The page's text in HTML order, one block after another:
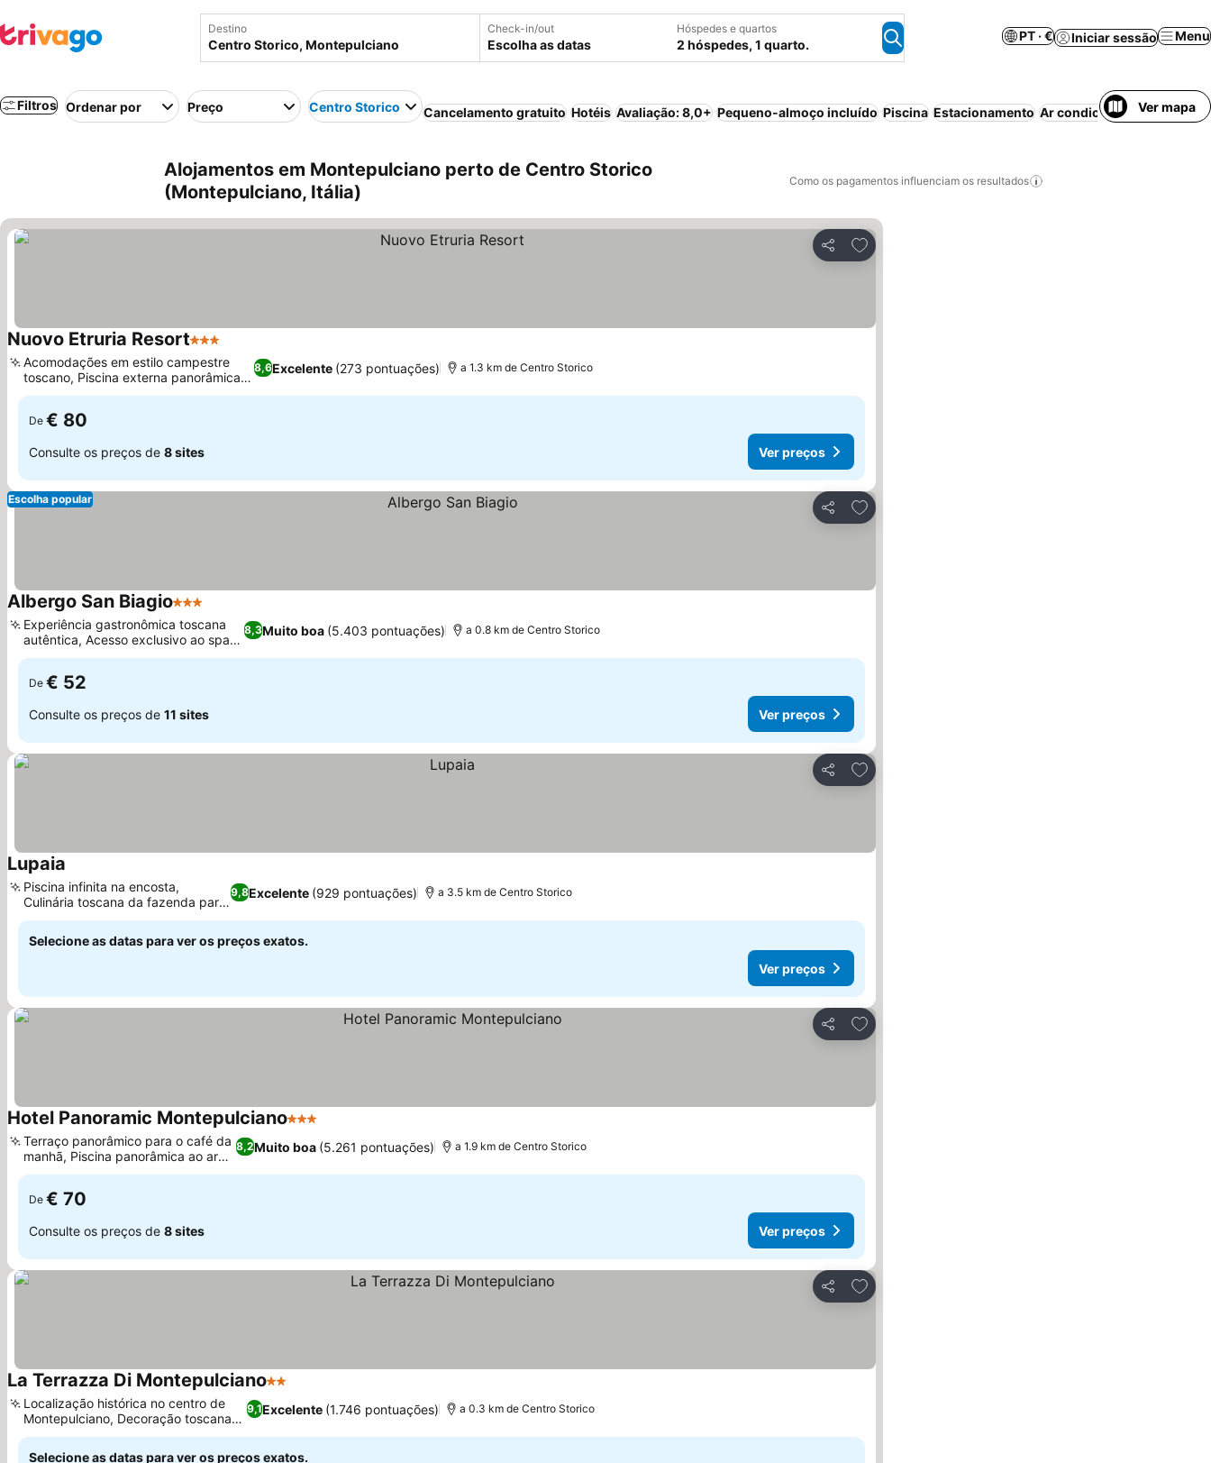
Destino Check-in/out
Escolha as datas
Hóspedes e quartos
2 hóspedes, 1 quarto.
PT · € Iniciar sessão Menu
Filtros Ordenar por Preço Centro Storico Cancelamento gratuito Hotéis Avaliação: 8,0+ Pequeno-almoço incluído Piscina Estacionamento Ar condicionado Meia-
Ver mapa
Alojamentos em Montepulciano perto de Centro Storico
(Montepulciano, Itália)
Como os pagamentos influenciam os resultados
Partilhar
Adicionar aos favoritos
Nuovo Etruria Resort3 Estrelas
8,6Excelente (273 pontuações)
Acomodações em estilo campestre
toscano, Piscina externa panorâmica
sazonal
a 1.3 km de Centro Storico
De € 80
Consulte os preços de 8 sites Ver preços
Partilhar
Adicionar aos favoritos
Escolha popular
Albergo San Biagio3 Estrelas
8,3Muito boa (5.403 pontuações)
Experiência gastronômica toscana
autêntica, Acesso exclusivo ao spa
privado
a 0.8 km de Centro Storico
De € 52
Consulte os preços de 11 sites Ver preços
Partilhar
Adicionar aos favoritos
Lupaia
9,8Excelente (929 pontuações)
Piscina infinita na encosta,
Culinária toscana da fazenda para
a mesa
a 3.5 km de Centro Storico
Selecione as datas para ver os preços exatos.
Ver preços
Partilhar
Adicionar aos favoritos
Hotel Panoramic Montepulciano3 Estrelas
8,2Muito boa (5.261 pontuações)
Terraço panorâmico para o café da
manhã, Piscina panorâmica ao ar
livre
a 1.9 km de Centro Storico
De € 70
Consulte os preços de 8 sites Ver preços
Partilhar
Adicionar aos favoritos
La Terrazza Di Montepulciano2 Estrelas
9,1Excelente (1.746 pontuações)
Localização histórica no centro de
Montepulciano, Decoração toscana
vintage
a 0.3 km de Centro Storico
Selecione as datas para ver os preços exatos.